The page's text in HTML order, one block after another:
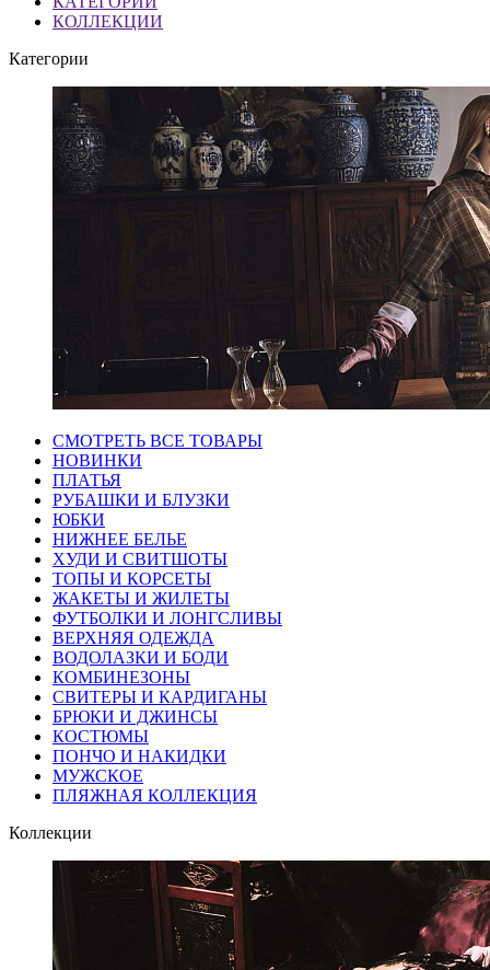
КОЛЛЕКЦИИ
Категории
СМОТРЕТЬ ВСЕ ТОВАРЫ
НОВИНКИ
ПЛАТЬЯ
РУБАШКИ И БЛУЗКИ
ЮБКИ
НИЖНЕЕ БЕЛЬЕ
ХУДИ И СВИТШОТЫ
ТОПЫ И КОРСЕТЫ
ЖАКЕТЫ И ЖИЛЕТЫ
ФУТБОЛКИ И ЛОНГСЛИВЫ
ВЕРХНЯЯ ОДЕЖДА
ВОДОЛАЗКИ И БОДИ
КОМБИНЕЗОНЫ
СВИТЕРЫ И КАРДИГАНЫ
БРЮКИ И ДЖИНСЫ
КОСТЮМЫ
ПОНЧО И НАКИДКИ
МУЖСКОЕ
ПЛЯЖНАЯ КОЛЛЕКЦИЯ
Коллекции